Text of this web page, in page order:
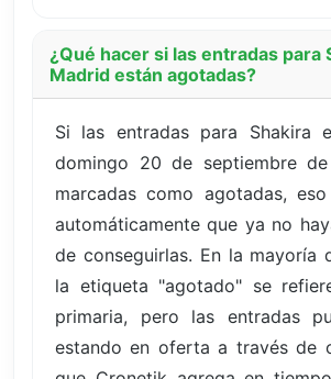
¿Qué hacer si las entradas para
Madrid están agotadas?
Si las entradas para Shakira
domingo 20 de septiembre
marcadas como agotadas,
automáticamente que ya no
de conseguirlas. En la mayoría
la etiqueta "agotado" se
primaria, pero las entradas
estando en oferta a través de